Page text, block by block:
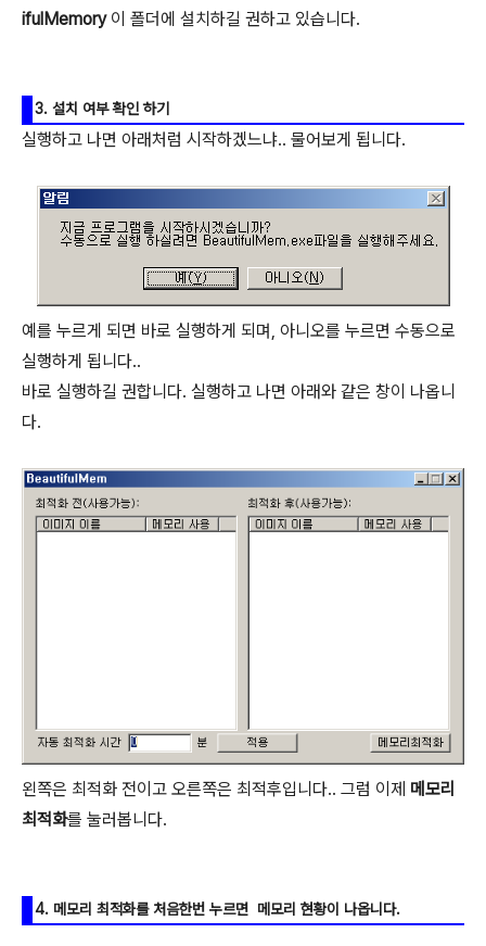
ifulMemory이 폴더에 설치하길 권하고 있습니다.
3. 설치 여부 확인 하기
실행하고 나면 아래처럼 시작하겠느냐.. 물어보게 됩니다.
예를 누르게 되면 바로 실행하게 되며, 아니오를 누르면 수동으로
실행하게 됩니다..
바로 실행하길 권합니다. 실행하고 나면 아래와 같은 창이 나옵니
다.
왼쪽은 최적화 전이고 오른쪽은 최적후입니다.. 그럼 이제 메모리
최적화를 눌러봅니다.
4. 메모리 최적화를 처음한번 누르면 메모리 현황이 나옵니다.